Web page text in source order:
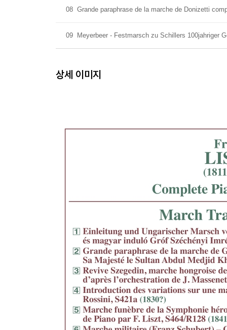
08 Grande paraphrase de la marche de Donizetti
09 Meyerbeer - Festmarsch zu Schillers 100jahriger
상세 이미지